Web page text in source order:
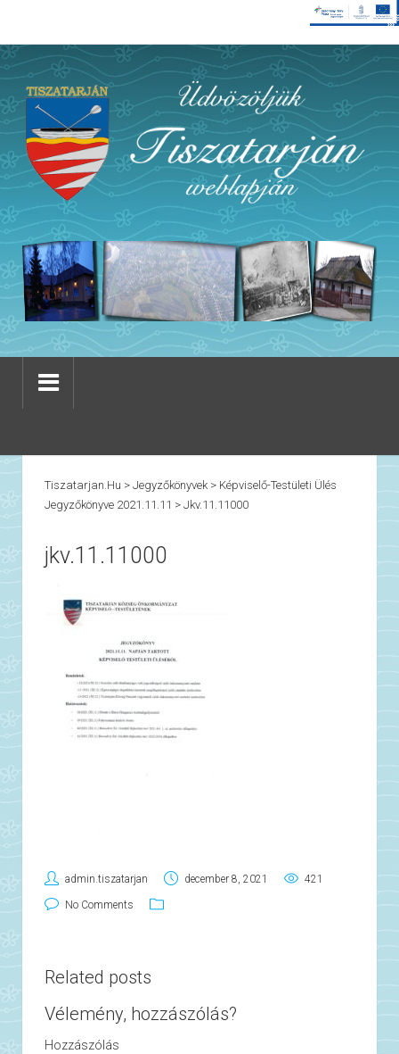
Tiszatarjan.hu > Jegyzőkönyvek> Képviselő-Testületi Ülés
Jegyzőkönyve 2021.11.11 > Jkv.11.11000
jkv.11.11000
admin.tiszatarjan december 8, 2021 421
No Comments
Related posts
Vélemény, hozzászólás?
Hozzászólás